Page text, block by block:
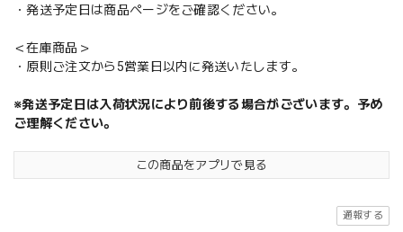
・発送予定日は商品ページをご確認ください。
＜在庫商品＞
・原則ご注文から5営業日以内に発送いたします。
※発送予定日は入荷状況により前後する場合がございます。予め
ご理解ください。
この商品をアプリで見る
通報する